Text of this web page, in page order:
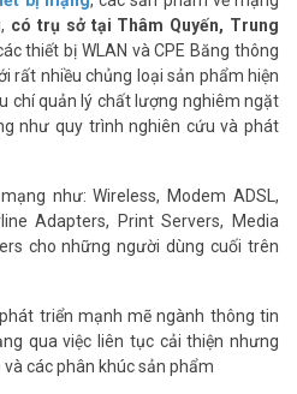
đến 2 thiết bị hiệu quả hơn. Băng
ổn định cho cả nhà.
chế độ Access Point
trong phần cài đặt. Tạo điểm truy
không phức tạp.
có khó không?
hướng dẫn từng bước rõ ràng.
không cần kỹ thuật viên.
cho văn phòng nhỏ
có trụ sở tại Thâm Quyến, Trung
thiết bị WLAN và CPE Băng thông
rất nhiều chủng loại sản phẩm hiện
chí quản lý chất lượng nghiêm ngặt
như quy trình nghiên cứu và phát
như: Wireless, Modem ADSL,
Adapters, Print Servers, Media
cho những người dùng cuối trên
triển mạnh mẽ ngành thông tin
qua việc liên tục cải thiện nhưng
các phân khúc sản phẩm